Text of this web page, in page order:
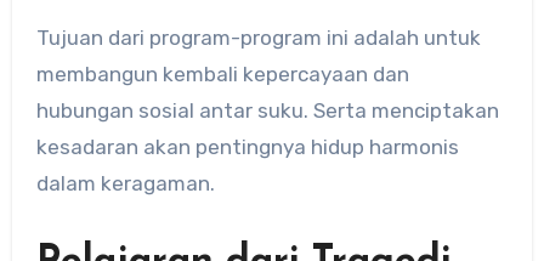
Tujuan dari program-program ini adalah untuk
membangun kembali kepercayaan dan
hubungan sosial antar suku. Serta menciptakan
kesadaran akan pentingnya hidup harmonis
dalam keragaman.